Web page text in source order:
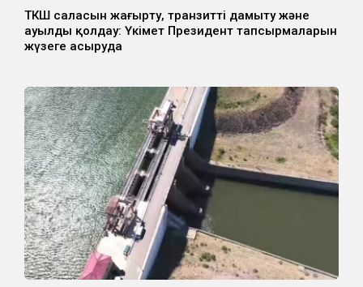
ТКШ саласын жаңғырту, транзитті дамыту және
ауылды қолдау: Үкімет Президент тапсырмаларын
жүзеге асыруда